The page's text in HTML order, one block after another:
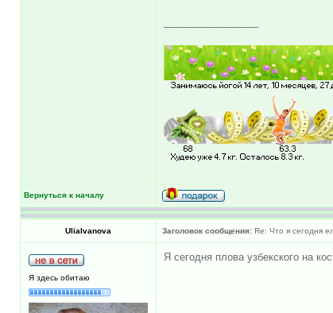
Вернуться к началу
UliaIvanova Заголовок сообщения: Re: Что я сегодня ел.
Я здесь обитаю
Я сегодня плова узбекского на